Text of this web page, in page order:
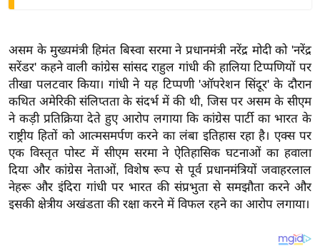
त
वि
शे
ष
ज्ञ
रा
य
ब
ज
असम के मुख्यमंत्री हिमंत बिस्वा सरमा ने प्रधानमंत्री नरेंद्र मोदी को 'नरेंद्र
सरेंडर' कहने वाली कांग्रेस सांसद राहुल गांधी की हालिया टिप्पणियों पर
तीखा पलटवार किया। गांधी ने यह टिप्पणी 'ऑपरेशन सिंदूर' के दौरान
कथित अमेरिकी संलिप्तता के संदर्भ में की थी, जिस पर असम के सीएम
ने कड़ी प्रतिक्रिया देते हुए आरोप लगाया कि कांग्रेस पार्टी का भारत के
राष्ट्रीय हितों को आत्मसमर्पण करने का लंबा इतिहास रहा है। एक्स पर
एक विस्तृत पोस्ट में सीएम सरमा ने ऐतिहासिक घटनाओं का हवाला
दिया और कांग्रेस नेताओं, विशेष रूप से पूर्व प्रधानमंत्रियों जवाहरलाल
नेहरू और इंदिरा गांधी पर भारत की संप्रभुता से समझौता करने और
इसकी क्षेत्रीय अखंडता की रक्षा करने में विफल रहने का आरोप लगाया।